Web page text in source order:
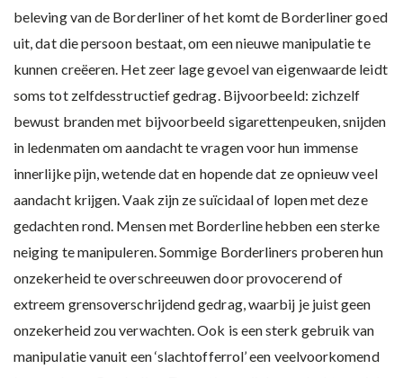
beleving van de Borderliner of het komt de Borderliner goed
uit, dat die persoon bestaat, om een nieuwe manipulatie te
kunnen creëeren. Het zeer lage gevoel van eigenwaarde leidt
soms tot zelfdesstructief gedrag. Bijvoorbeeld: zichzelf
bewust branden met bijvoorbeeld sigarettenpeuken, snijden
in ledenmaten om aandacht te vragen voor hun immense
innerlijke pijn, wetende dat en hopende dat ze opnieuw veel
aandacht krijgen. Vaak zijn ze suïcidaal of lopen met deze
gedachten rond. Mensen met Borderline hebben een sterke
neiging te manipuleren. Sommige Borderliners proberen hun
onzekerheid te overschreeuwen door provocerend of
extreem grensoverschrijdend gedrag, waarbij je juist geen
onzekerheid zou verwachten. Ook is een sterk gebruik van
manipulatie vanuit een ‘slachtofferrol’ een veelvoorkomend